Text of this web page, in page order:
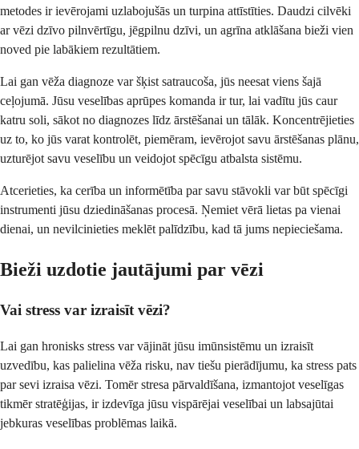
metodes ir ievērojami uzlabojušās un turpina attīstīties. Daudzi cilvēki
ar vēzi dzīvo pilnvērtīgu, jēgpilnu dzīvi, un agrīna atklāšana bieži vien
noved pie labākiem rezultātiem.
Lai gan vēža diagnoze var šķist satraucoša, jūs neesat viens šajā
ceļojumā. Jūsu veselības aprūpes komanda ir tur, lai vadītu jūs caur
katru soli, sākot no diagnozes līdz ārstēšanai un tālāk. Koncentrējieties
uz to, ko jūs varat kontrolēt, piemēram, ievērojot savu ārstēšanas plānu,
uzturējot savu veselību un veidojot spēcīgu atbalsta sistēmu.
Atcerieties, ka cerība un informētība par savu stāvokli var būt spēcīgi
instrumenti jūsu dziedināšanas procesā. Ņemiet vērā lietas pa vienai
dienai, un nevilcinieties meklēt palīdzību, kad tā jums nepieciešama.
Bieži uzdotie jautājumi par vēzi
Vai stress var izraisīt vēzi?
Lai gan hronisks stress var vājināt jūsu imūnsistēmu un izraisīt
uzvedību, kas palielina vēža risku, nav tiešu pierādījumu, ka stress pats
par sevi izraisa vēzi. Tomēr stresa pārvaldīšana, izmantojot veselīgas
tikmēr stratēģijas, ir izdevīga jūsu vispārējai veselībai un labsajūtai
jebkuras veselības problēmas laikā.